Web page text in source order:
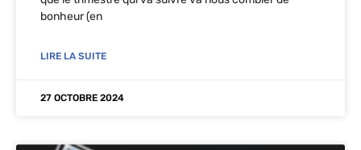
bonheur (en
LIRE LA SUITE
27 OCTOBRE 2024